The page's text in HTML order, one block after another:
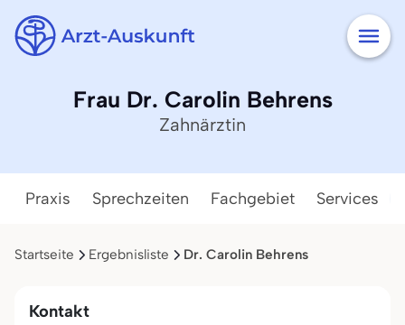
Frau Dr. Carolin Behrens
Zahnärztin
Praxis Sprechzeiten Fachgebiet Services
Startseite Ergebnisliste Dr. Carolin Behrens
Kontakt